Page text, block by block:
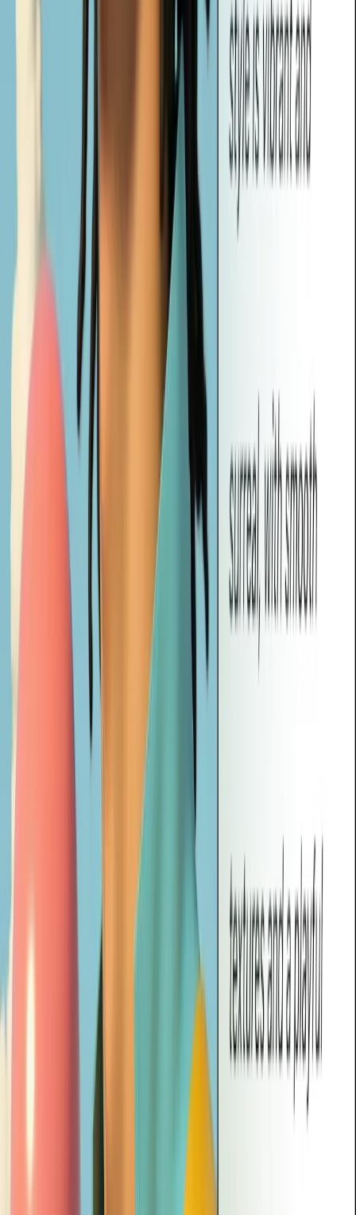
contenuto delle immagini. È possibile utilizzare questi tag per
guidare la generazione dell'AI, organizzare i progetti o migliorare la
scopribilità delle immagini nei flussi di lavoro creativi.
È possibile utilizzare i prompt generati con altri strumenti di immagine
Sì! I suggerimenti di Vheer sono progettati per funzionare
perfettamente con i generatori di immagini AI più diffusi, compresi
strumenti come Midjourney, DALL-E e Stable Diffusion. È
sufficiente copiare e incollare la richiesta per iniziare a creare